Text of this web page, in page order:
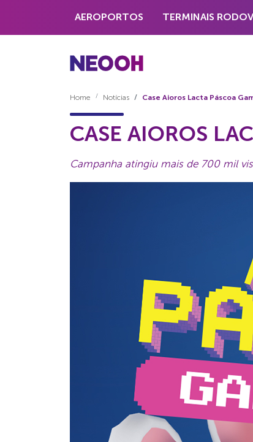
AEROPORTOS TERMINAIS
Home Notícias Case Aioros Lacta Páscoa
CASE AIOROS
Campanha atingiu mais de 700 mil